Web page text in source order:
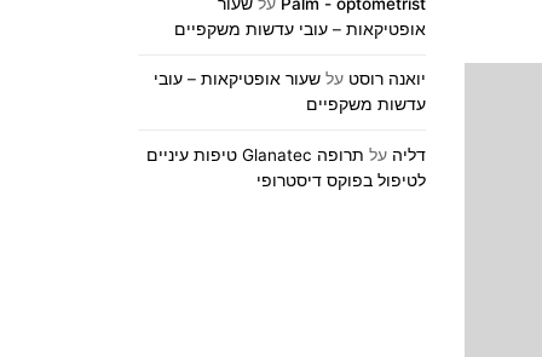
Palm - optometrist על שעור
אופטיקאות – עובי עדשות משקפיים
יואנה רוסט על שעור אופטיקאות – עובי
עדשות משקפיים
דליה על
תרופה Glanatec טיפות עיניים
לטיפול בפוקס דיסטרופי